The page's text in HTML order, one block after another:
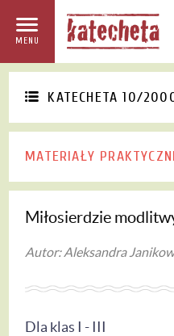
MENU
KATECHETA 10/
MATERIAŁY
Miłosierdzie
Autor: Aleksandra
Dla klas I - III